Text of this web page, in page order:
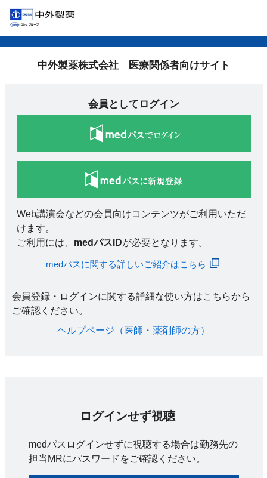
中外製薬株式会社 医療関係者向けサイト
会員としてログイン
Web講演会などの会員向けコンテンツがご利用いただ
けます。
ご利用には、 medパスIDが必要となります。
medパスに関する詳しいご紹介はこちら
会員登録・ログインに関する詳細な使い方はこちらから
ご確認ください。​
ヘルプページ（医師・薬剤師の方）​
ログインせず視聴
medパスログインせずに視聴する場合は勤務先の
担当MRにパスワードをご確認ください。